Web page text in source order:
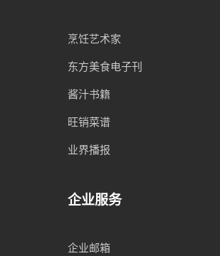
烹饪艺术家
东方美食电子刊
酱汁书籍
旺销菜谱
业界播报
企业服务
企业邮箱